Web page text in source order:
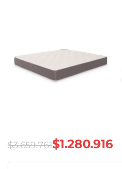
$3.659.761$1.280.916